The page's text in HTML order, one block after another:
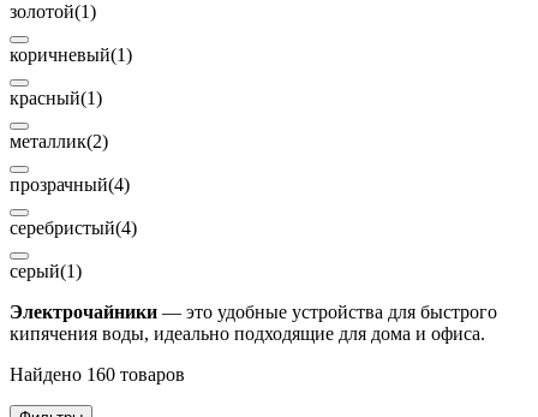
золотой(1)
коричневый(1)
красный(1)
металлик(2)
прозрачный(4)
серебристый(4)
серый(1)
Электрочайники — это удобные устройства для быстрого
кипячения воды, идеально подходящие для дома и офиса.
Найдено 160 товаров